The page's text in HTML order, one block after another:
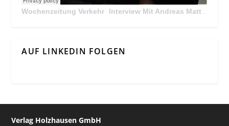
Wochenzeitung Verkehr · Interview Mit Andreas Matthä, CEO der ÖBB Holding
AUF LINKEDIN FOLGEN
Verlag Holzhausen GmbH